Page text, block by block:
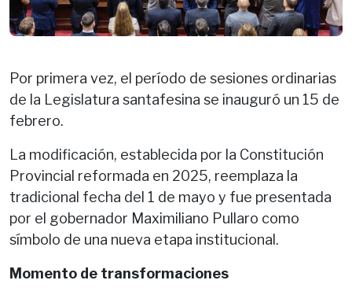
Por primera vez, el período de sesiones ordinarias
de la Legislatura santafesina se inauguró un 15 de
febrero.
La modificación, establecida por la Constitución
Provincial reformada en 2025, reemplaza la
tradicional fecha del 1 de mayo y fue presentada
por el gobernador Maximiliano Pullaro como
símbolo de una nueva etapa institucional.
Momento de transformaciones